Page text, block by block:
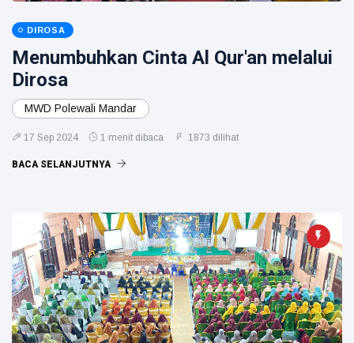
DIROSA
Menumbuhkan Cinta Al Qur'an melalui
Dirosa
MWD Polewali Mandar
17 Sep 2024 1 menit dibaca 1873 dilihat
BACA SELANJUTNYA